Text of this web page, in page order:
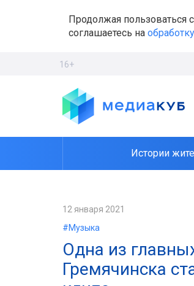
Продолжая пользоваться
соглашаетесь на
16+
Истории
12 января 2021
#Музыка
Одна из
Гремячинска